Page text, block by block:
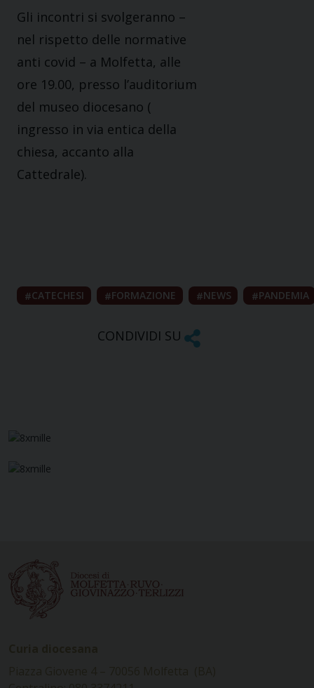
Gli incontri si svolgeranno –
nel rispetto delle normative
anti covid – a Molfetta, alle
ore 19.00, presso l’auditorium
del museo diocesano (
ingresso in via entica della
chiesa, accanto alla
Cattedrale).
CATECHESI FORMAZIONE NEWS PANDEMIA
CONDIVIDI SU